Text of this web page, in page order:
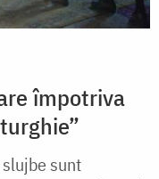
împotriva
sunt